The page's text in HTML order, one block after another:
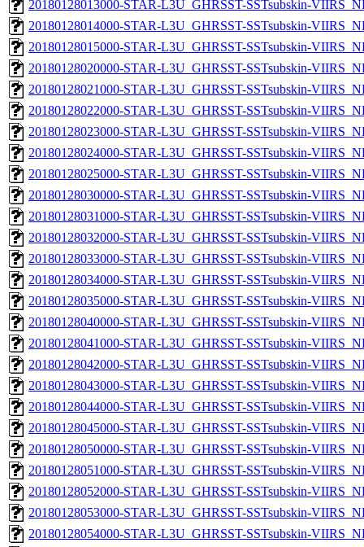
20180128013000-STAR-L3U_GHRSST-SSTsubskin-
20180128014000-STAR-L3U_GHRSST-SSTsubskin-
20180128015000-STAR-L3U_GHRSST-SSTsubskin-
20180128020000-STAR-L3U_GHRSST-SSTsubskin-
20180128021000-STAR-L3U_GHRSST-SSTsubskin-
20180128022000-STAR-L3U_GHRSST-SSTsubskin-
20180128023000-STAR-L3U_GHRSST-SSTsubskin-
20180128024000-STAR-L3U_GHRSST-SSTsubskin-
20180128025000-STAR-L3U_GHRSST-SSTsubskin-
20180128030000-STAR-L3U_GHRSST-SSTsubskin-
20180128031000-STAR-L3U_GHRSST-SSTsubskin-
20180128032000-STAR-L3U_GHRSST-SSTsubskin-
20180128033000-STAR-L3U_GHRSST-SSTsubskin-
20180128034000-STAR-L3U_GHRSST-SSTsubskin-
20180128035000-STAR-L3U_GHRSST-SSTsubskin-
20180128040000-STAR-L3U_GHRSST-SSTsubskin-
20180128041000-STAR-L3U_GHRSST-SSTsubskin-
20180128042000-STAR-L3U_GHRSST-SSTsubskin-
20180128043000-STAR-L3U_GHRSST-SSTsubskin-
20180128044000-STAR-L3U_GHRSST-SSTsubskin-
20180128045000-STAR-L3U_GHRSST-SSTsubskin-
20180128050000-STAR-L3U_GHRSST-SSTsubskin-
20180128051000-STAR-L3U_GHRSST-SSTsubskin-
20180128052000-STAR-L3U_GHRSST-SSTsubskin-
20180128053000-STAR-L3U_GHRSST-SSTsubskin-
20180128054000-STAR-L3U_GHRSST-SSTsubskin-